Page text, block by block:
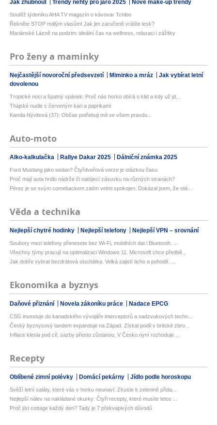
Jak zhubnout Trendy nehty pro jaro 2025 Nové make-up trendy
Soutěž týdeníku AHA TV magazín o kávovar Tchibo
Řekněte STOP mdlým vlasům! Jak jim zaručeně vrátíte lesk?
Mariánské Lázně na podzim: ideální čas na wellness, relaxaci i zážitky
Pro ženy a maminky
Nejčastější novoroční předsevzetí Miminko a mráz
Jak vybírat letní
dovolenou
Tropické noci a špatný spánek: Proč nás horko obírá o klid a kdy už jd...
Thajské nudle s červeným kari a paprikami
Kamila Nývltová (37): Občas potřebuji mít ve všem pravdu...
Auto-moto
Alko-kalkulačka Rallye Dakar 2025 Dálniční známka 2025
Ford Mustang jako sedan? Čtyřdveřová verze je otázkou času
Proč mají auta hrdlo nádrže či nabíjecí zásuvku na různých stranách?
Pérez je se svým comebackem zatím velmi spokojen. Dokázal jsem, že stá...
Věda a technika
Nejlepší chytré hodinky Nejlepší telefony Nejlepší VPN – srovnání
Soubory mezi telefony přenesete bez Wi-Fi, mobilních dat i Bluetooth. ...
Všechny týmy pracují na optimalizaci Windows 11. Microsoft chce předbě...
Jak dobře vybrat bezdrátová sluchátka. Velká zajistí ticho a pohodlí, ...
Ekonomika a byznys
Daňové přiznání Novela zákoníku práce Nadace EPCG
CSG investuje do kanadského vývojáře interceptorů a nadzvukových techn...
Český byznysový tandem expanduje na Západ. Získal podíl v britské zbro...
Inflace klesla pod cíl, sazby přesto zůstanou. V Česku nyní rozhoduje ...
Recepty
Oblíbené zimní polévky Domácí pekárny Jídlo podle horoskopu
Svěží letní saláty, které vás v horku neunaví: Zkuste k zelenině přida...
Nejlepší nálev na nakládané okurky: Čtyři recepty, které musíte letos ...
Proč jíst cottage každý den? Tady je 7 překvapivých důvodů